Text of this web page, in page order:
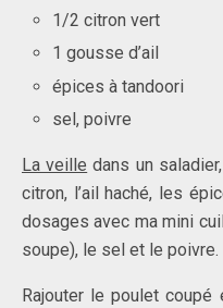
1/2 citron vert
1 gousse d’ail
épices à tandoori
sel, poivre
La veille dans un
citron, l’ail haché, les
dosages avec ma mini
soupe), le sel et le poivre.
Rajouter le poulet coupé